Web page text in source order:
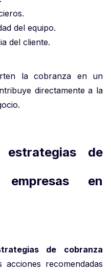
del equipo.
del cliente.
la cobranza en un
directamente a la
de
en
de cobranza
acciones recomendadas